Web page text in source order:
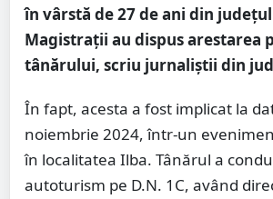
în vârstă de 27 de ani din
Magistrații au dispus arestarea
tânărului, scriu jurnaliștii din
În fapt, acesta a fost implicat la
noiembrie 2024, într-un
în localitatea Ilba. Tânărul a
autoturism pe D.N. 1C, având